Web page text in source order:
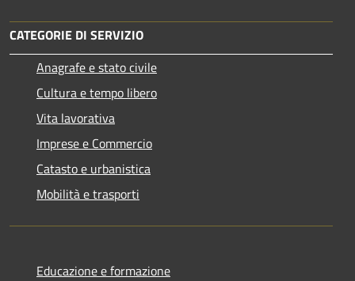
CATEGORIE DI SERVIZIO
Anagrafe e stato civile
Cultura e tempo libero
Vita lavorativa
Imprese e Commercio
Catasto e urbanistica
Mobilità e trasporti
Educazione e formazione